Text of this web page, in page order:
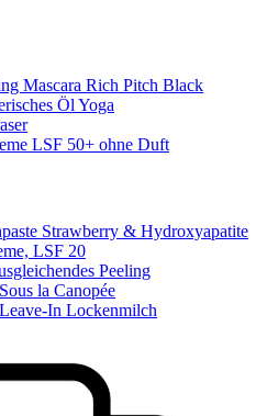
Mascara Rich Pitch Black
Öl Yoga
LSF 50+ ohne Duft
Strawberry & Hydroxyapatite
LSF 20
Peeling
la Canopée
In Lockenmilch